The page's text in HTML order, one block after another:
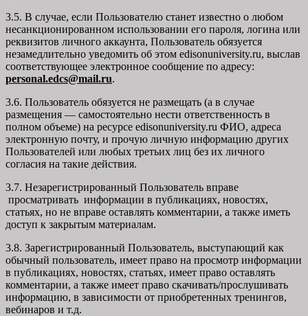
3.5. В случае, если Пользователю станет известно о любом
несанкционированном использовании его пароля, логина или
реквизитов личного аккаунта, Пользователь обязуется
незамедлительно уведомить об этом edisonuniversity.ru, выслав
соответствующее электронное сообщение по адресу:
personal.edcs@mail.ru.
3.6. Пользователь обязуется не размещать (а в случае
размещения — самостоятельно нести ответственность в
полном объеме) на ресурсе edisonuniversity.ru ФИО, адреса
электронную почту, и прочую личную информацию других
Пользователей или любых третьих лиц без их личного
согласия на такие действия.
3.7. Незарегистрированный Пользователь вправе
просматривать информации в публикациях, новостях,
статьях, но не вправе оставлять комментарии, а также иметь
доступ к закрытым материалам.
3.8. Зарегистрированный Пользователь, выступающий как
обычный пользователь, имеет право на просмотр информации
в публикациях, новостях, статьях, имеет право оставлять
комментарии, а также имеет право скачивать/прослушивать
информацию, в зависимости от приобретенных тренингов,
вебинаров и т.д.